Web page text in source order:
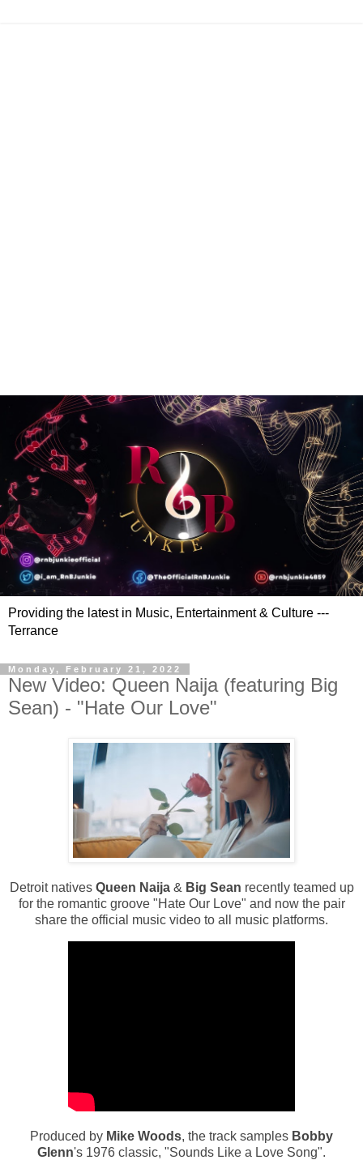
Providing the latest in Music, Entertainment & Culture ---
Terrance
Monday, February 21, 2022
New Video: Queen Naija (featuring Big
Sean) - "Hate Our Love"
Detroit natives Queen Naija& Big Sean recently teamed up
for the romantic groove "Hate Our Love" and now the pair
share the official music video to all music platforms.
Produced by Mike Woods, the track samples Bobby
Glenn's 1976 classic, "Sounds Like a Love Song".